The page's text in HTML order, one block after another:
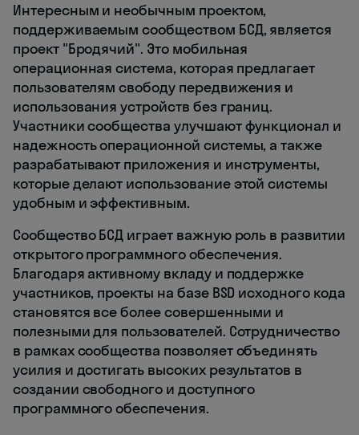
Интересным и необычным проектом,
поддерживаемым сообществом БСД, является
проект "Бродячий". Это мобильная
операционная система, которая предлагает
пользователям свободу передвижения и
использования устройств без границ.
Участники сообщества улучшают функционал и
надежность операционной системы, а также
разрабатывают приложения и инструменты,
которые делают использование этой системы
удобным и эффективным.
Сообщество БСД играет важную роль в развитии
открытого программного обеспечения.
Благодаря активному вкладу и поддержке
участников, проекты на базе BSD исходного кода
становятся все более совершенными и
полезными для пользователей. Сотрудничество
в рамках сообщества позволяет объединять
усилия и достигать высоких результатов в
создании свободного и доступного
программного обеспечения.